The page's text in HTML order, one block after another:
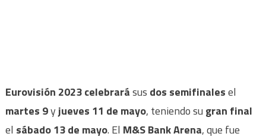
Eurovisión 2023celebrarásus dos semifinalesel
martes 9yjueves 11 de mayo, teniendo su gran final
el sábado 13 de mayo. El M&S Bank Arena, que fue